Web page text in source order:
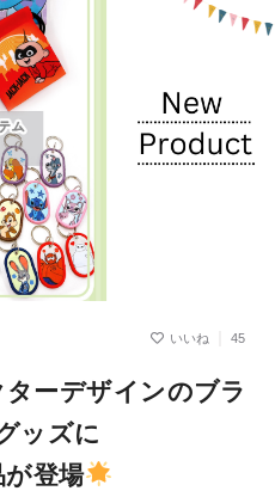
45
ーデザインのブラ
ッズに
が登場